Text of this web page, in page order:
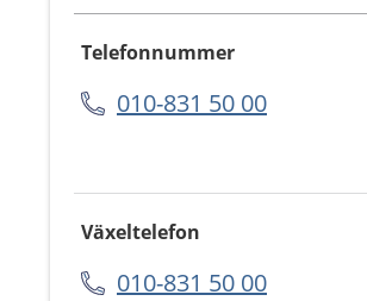
Telefonnummer
010-831 50 00
Växeltelefon
010-831 50 00